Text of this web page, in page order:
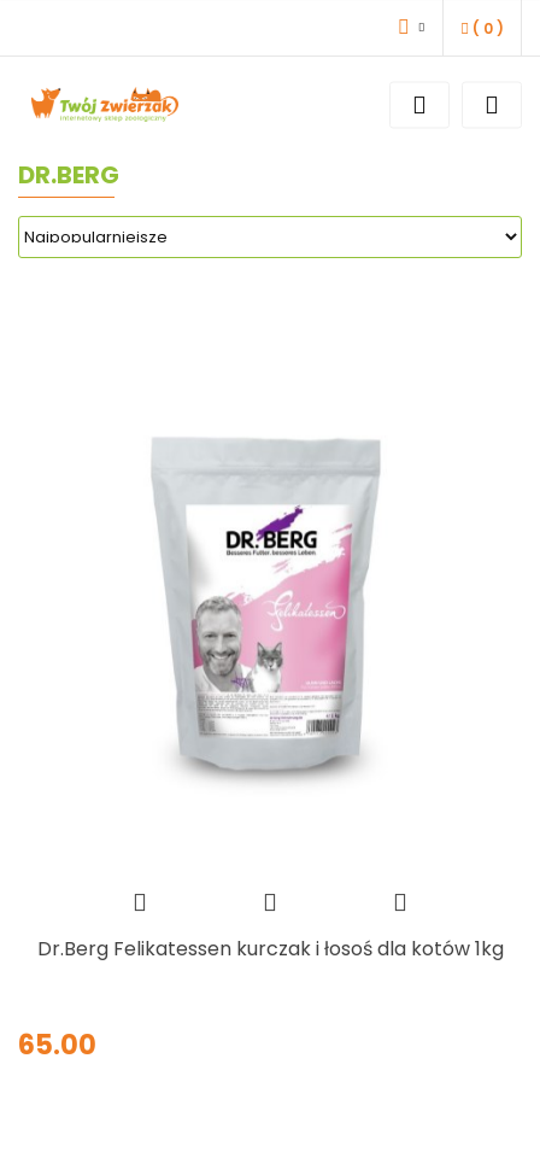
( 0 )
DR.BERG
Dr.Berg Felikatessen kurczak i łosoś dla kotów 1kg
65.00